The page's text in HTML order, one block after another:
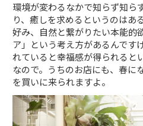
環境が変わるなかで知らず知ら
り、癒しを求めるというのはあ
好み、自然と繋がりたい本能的
ア」という考え方があるんです
れていると幸福感が得られると
なので。うちのお店にも、春に
を買いに来られますよ。